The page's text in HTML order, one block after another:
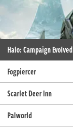
Halo: Campaign Evolved
Fogpiercer
Scarlet Deer Inn
Palworld